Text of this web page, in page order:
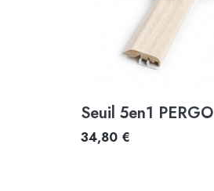
Seuil 5en1 PERGO
34,80 €